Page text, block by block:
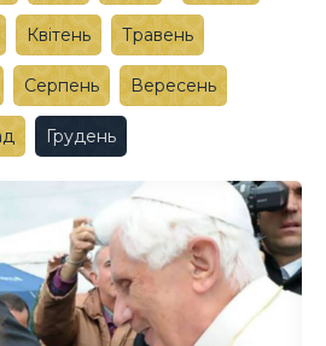
Квітень Травень
Серпень Вересень
Грудень